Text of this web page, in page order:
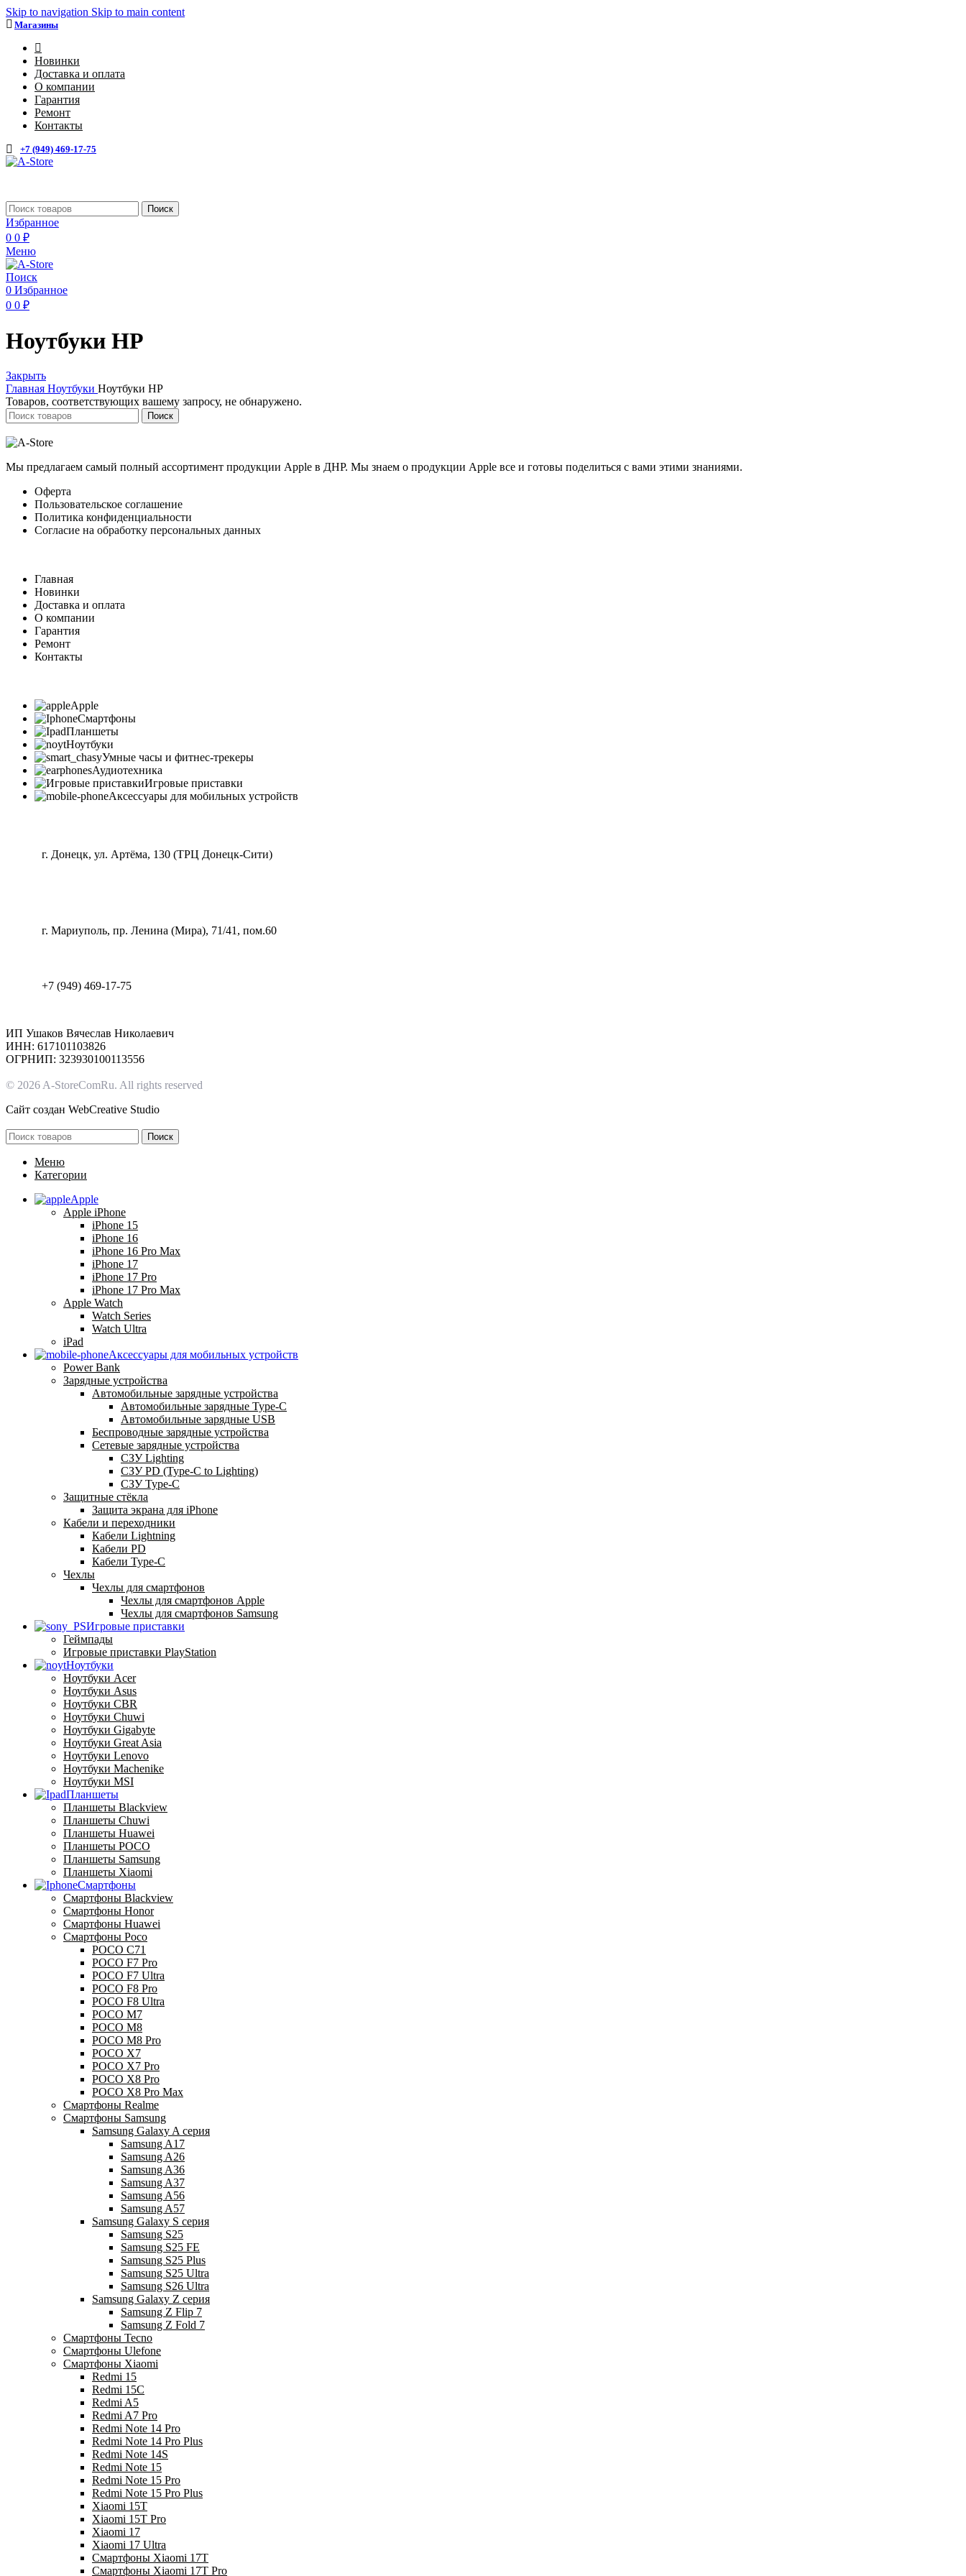
Skip to navigation Skip to main content
Магазины
Новинки
Доставка и оплата
О компании
Гарантия
Ремонт
Контакты
+7 (949) 469-17-75
Поиск
Избранное
0 0 ₽
Меню
Поиск
0 Избранное
0 0 ₽
Ноутбуки HP
Закрыть
Главная Ноутбуки Ноутбуки HP
Товаров, соответствующих вашему запросу, не обнаружено.
Поиск
Мы предлагаем самый полный ассортимент продукции Apple в ДНР. Мы знаем о продукции Apple все и готовы поделиться с вами этими знаниями.
Оферта
Пользовательское соглашение
Политика конфиденциальности
Согласие на обработку персональных данных
Главная
Новинки
Доставка и оплата
О компании
Гарантия
Ремонт
Контакты
Apple
Смартфоны
Планшеты
Ноутбуки
Умные часы и фитнес-трекеры
Аудиотехника
Игровые приставки
Аксессуары для мобильных устройств
г. Донецк, ул. Артёма, 130 (ТРЦ Донецк-Сити)
г. Мариуполь, пр. Ленина (Мира), 71/41, пом.60
+7 (949) 469-17-75
ИП Ушаков Вячеслав Николаевич
ИНН: 617101103826
ОГРНИП: 323930100113556
© 2026 A-StoreComRu. All rights reserved
Сайт создан WebCreative Studio
Поиск
Меню
Категории
Apple
Apple iPhone
iPhone 15
iPhone 16
iPhone 16 Pro Max
iPhone 17
iPhone 17 Pro
iPhone 17 Pro Max
Apple Watch
Watch Series
Watch Ultra
iPad
Аксессуары для мобильных устройств
Power Bank
Зарядные устройства
Автомобильные зарядные устройства
Автомобильные зарядные Type-C
Автомобильные зарядные USB
Беспроводные зарядные устройства
Сетевые зарядные устройства
СЗУ Lighting
СЗУ PD (Type-C to Lighting)
СЗУ Type-C
Защитные стёкла
Защита экрана для iPhone
Кабели и переходники
Кабели Lightning
Кабели PD
Кабели Type-C
Чехлы
Чехлы для смартфонов
Чехлы для смартфонов Apple
Чехлы для смартфонов Samsung
Игровые приставки
Геймпады
Игровые приставки PlayStation
Ноутбуки
Ноутбуки Acer
Ноутбуки Asus
Ноутбуки CBR
Ноутбуки Chuwi
Ноутбуки Gigabyte
Ноутбуки Great Asia
Ноутбуки Lenovo
Ноутбуки Machenike
Ноутбуки MSI
Планшеты
Планшеты Blackview
Планшеты Chuwi
Планшеты Huawei
Планшеты POCO
Планшеты Samsung
Планшеты Xiaomi
Смартфоны
Смартфоны Blackview
Смартфоны Honor
Смартфоны Huawei
Смартфоны Poco
POCO C71
POCO F7 Pro
POCO F7 Ultra
POCO F8 Pro
POCO F8 Ultra
POCO M7
POCO M8
POCO M8 Pro
POCO X7
POCO X7 Pro
POCO X8 Pro
POCO X8 Pro Max
Смартфоны Realme
Смартфоны Samsung
Samsung Galaxy A серия
Samsung A17
Samsung A26
Samsung A36
Samsung A37
Samsung A56
Samsung A57
Samsung Galaxy S серия
Samsung S25
Samsung S25 FE
Samsung S25 Plus
Samsung S25 Ultra
Samsung S26 Ultra
Samsung Galaxy Z серия
Samsung Z Flip 7
Samsung Z Fold 7
Смартфоны Tecno
Смартфоны Ulefone
Смартфоны Xiaomi
Redmi 15
Redmi 15C
Redmi A5
Redmi A7 Pro
Redmi Note 14 Pro
Redmi Note 14 Pro Plus
Redmi Note 14S
Redmi Note 15
Redmi Note 15 Pro
Redmi Note 15 Pro Plus
Xiaomi 15T
Xiaomi 15T Pro
Xiaomi 17
Xiaomi 17 Ultra
Смартфоны Xiaomi 17Т
Смартфоны Xiaomi 17Т Pro